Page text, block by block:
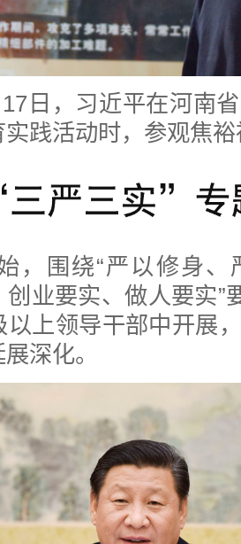
日，习近平在河南
践活动时，参观焦
围绕“严以修身、
业要实、做人要实”
以上领导干部中开展
深化。